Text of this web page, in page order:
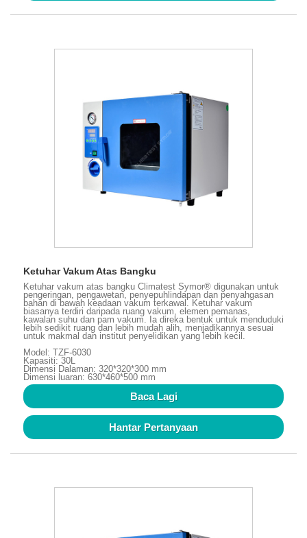
Ketuhar Vakum Atas Bangku
Ketuhar vakum atas bangku Climatest Symor® digunakan untuk
pengeringan, pengawetan, penyepuhlindapan dan penyahgasan
bahan di bawah keadaan vakum terkawal. Ketuhar vakum
biasanya terdiri daripada ruang vakum, elemen pemanas,
kawalan suhu dan pam vakum. Ia direka bentuk untuk menduduki
lebih sedikit ruang dan lebih mudah alih, menjadikannya sesuai
untuk makmal dan institut penyelidikan yang lebih kecil.
Model: TZF-6030
Kapasiti: 30L
Dimensi Dalaman: 320*320*300 mm
Dimensi luaran: 630*460*500 mm
Baca Lagi
Hantar Pertanyaan